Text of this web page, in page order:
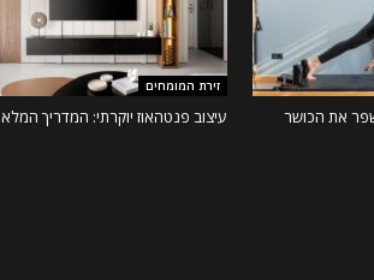
את הכושר
זירת המומחים
עיצוב פנטהאוז יוקרתי: המדריך המלא